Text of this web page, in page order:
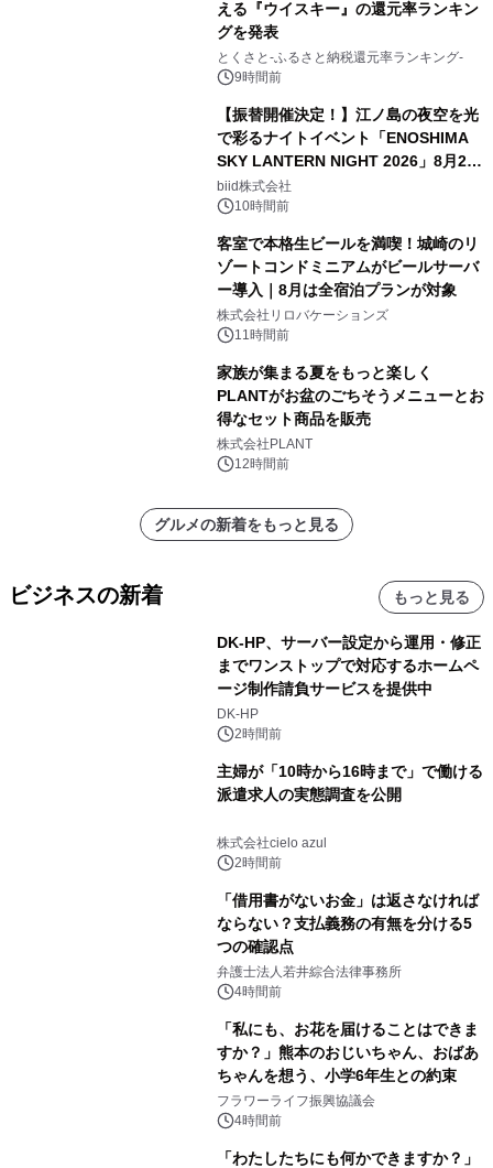
える『ウイスキー』の還元率ランキン
グを発表
とくさと-ふるさと納税還元率ランキング-
9時間前
【振替開催決定！】江ノ島の夜空を光
で彩るナイトイベント「ENOSHIMA
SKY LANTERN NIGHT 2026」8月22
日(土)振替開催＆受付スタート！
biid株式会社
10時間前
客室で本格生ビールを満喫！城崎のリ
ゾートコンドミニアムがビールサーバ
ー導入｜8月は全宿泊プランが対象
株式会社リロバケーションズ
11時間前
家族が集まる夏をもっと楽しく
PLANTがお盆のごちそうメニューとお
得なセット商品を販売
株式会社PLANT
12時間前
グルメの新着をもっと見る
ビジネスの新着 もっと見る
DK-HP、サーバー設定から運用・修正
までワンストップで対応するホームペ
ージ制作請負サービスを提供中
DK-HP
2時間前
主婦が「10時から16時まで」で働ける
派遣求人の実態調査を公開
株式会社cielo azul
2時間前
「借用書がないお金」は返さなければ
ならない？支払義務の有無を分ける5
つの確認点
弁護士法人若井綜合法律事務所
4時間前
「私にも、お花を届けることはできま
すか？」熊本のおじいちゃん、おばあ
ちゃんを想う、小学6年生との約束
フラワーライフ振興協議会
4時間前
「わたしたちにも何かできますか？」